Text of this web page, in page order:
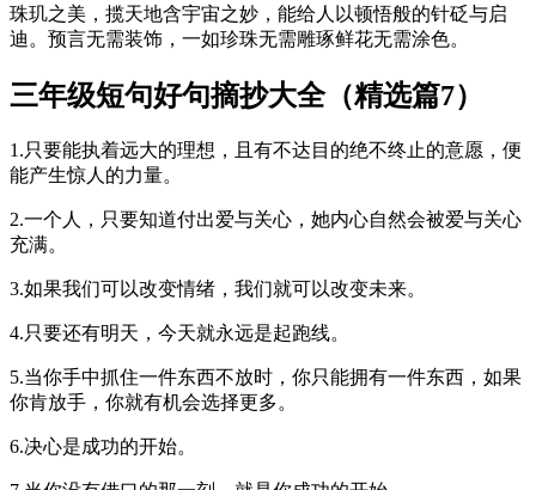
珠玑之美，揽天地含宇宙之妙，能给人以顿悟般的针砭与启
迪。预言无需装饰，一如珍珠无需雕琢鲜花无需涂色。
三年级短句好句摘抄大全（精选篇7）
1.只要能执着远大的理想，且有不达目的绝不终止的意愿，便
能产生惊人的力量。
2.一个人，只要知道付出爱与关心，她内心自然会被爱与关心
充满。
3.如果我们可以改变情绪，我们就可以改变未来。
4.只要还有明天，今天就永远是起跑线。
5.当你手中抓住一件东西不放时，你只能拥有一件东西，如果
你肯放手，你就有机会选择更多。
6.决心是成功的开始。